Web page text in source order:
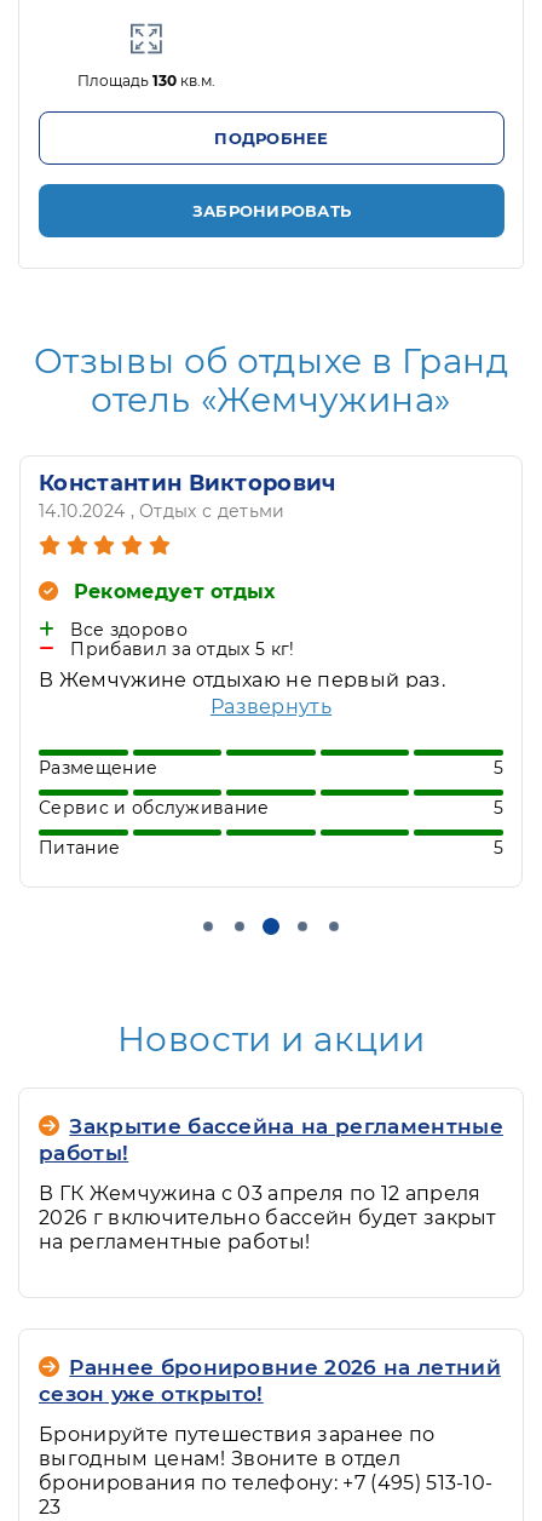
Площадь 130кв.м.
ПОДРОБНЕЕ
ЗАБРОНИРОВАТЬ
Отзывы об отдыхе в Гранд
отель «Жемчужина»
Константин Викторович
14.10.2024 , Отдых с детьми
Рекомедует отдых
Все здорово
Прибавил за отдых 5 кг!
В Жемчужине отдыхаю не первый раз.
Развернуть
Размещение
5
Сервис и обслуживание
5
Питание
5
Новости и акции
Закрытие бассейна на регламентные
работы!
В ГК Жемчужина с 03 апреля по 12 апреля
2026 г включительно бассейн будет закрыт
на регламентные работы!
Раннее бронировние 2026 на летний
сезон уже открыто!
Бронируйте путешествия заранее по
выгодным ценам! Звоните в отдел
бронирования по телефону: +7 (495) 513-10-
23